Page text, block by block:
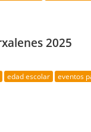
2025
edad escolar eventos